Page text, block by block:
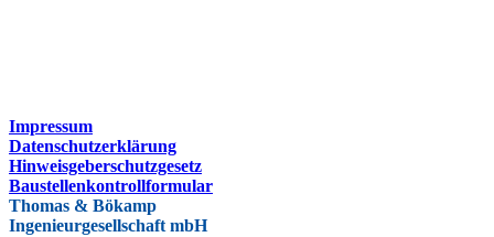
Impressum
Datenschutzerklärung
Hinweisgeberschutzgesetz
Baustellenkontrollformular
Thomas & Bökamp
Ingenieurgesellschaft mbH